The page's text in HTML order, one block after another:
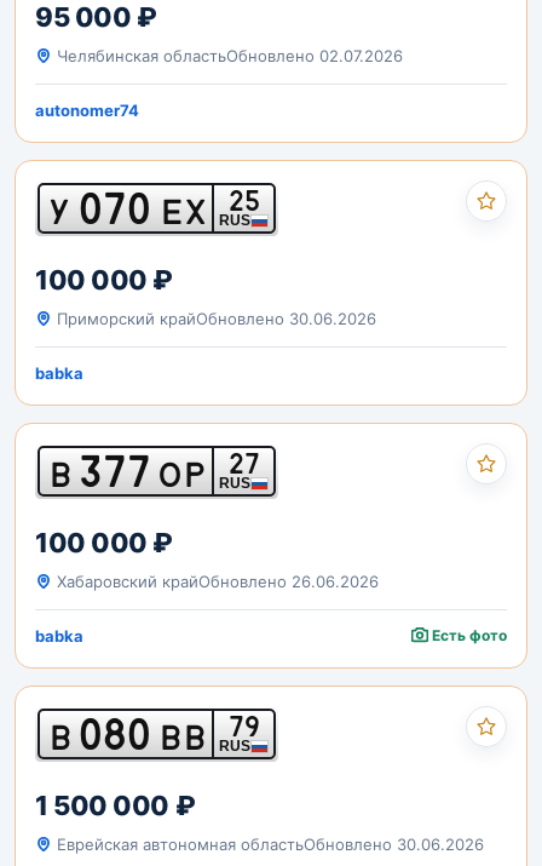
95 000 ₽
Челябинская областьОбновлено 02.07.2026
autonomer74
У 070 ЕХ 25
RUS
100 000 ₽
Приморский крайОбновлено 30.06.2026
babka
В 377 ОР 27
RUS
100 000 ₽
Хабаровский крайОбновлено 26.06.2026
babka Есть фото
В 080 ВВ 79
RUS
1 500 000 ₽
Еврейская автономная областьОбновлено 30.06.2026